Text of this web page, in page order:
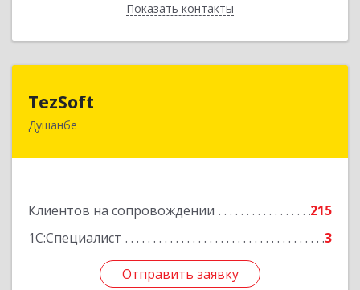
Показать контакты
Назад
TezSoft
Душанбе
Клиентов на сопровождении
215
1С:Специалист
3
Отправить заявку
Таджикистан, г. Душанбе, ул. Дружбы народов,
Отправить заявку